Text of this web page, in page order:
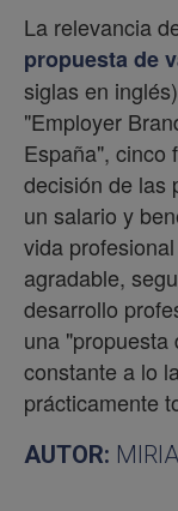
La relevancia
propuesta de
siglas en
"Employer
España", cinco
decisión de las
un salario y
vida
agradable,
desarrollo
una "propuesta
constante a lo
prácticamente
AUTOR: